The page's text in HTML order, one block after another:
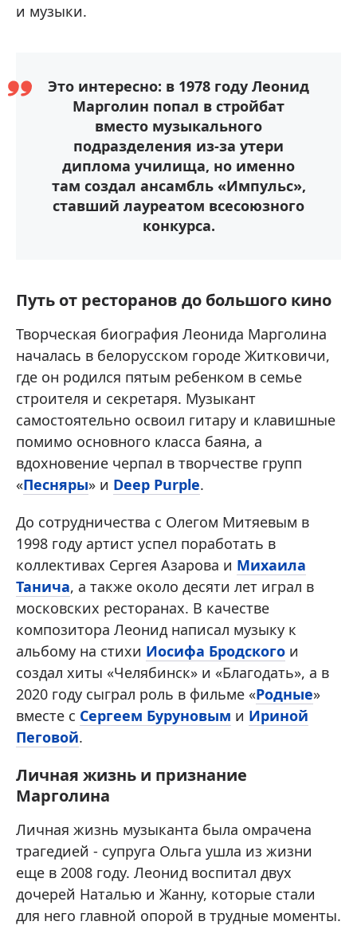
и музыки.
Это интересно: в 1978 году Леонид
Марголин попал в стройбат
вместо музыкального
подразделения из-за утери
диплома училища, но именно
там создал ансамбль «Импульс»,
ставший лауреатом всесоюзного
конкурса.
Путь от ресторанов до большого кино
Творческая биография Леонида Марголина
началась в белорусском городе Житковичи,
где он родился пятым ребенком в семье
строителя и секретаря. Музыкант
самостоятельно освоил гитару и клавишные
помимо основного класса баяна, а
вдохновение черпал в творчестве групп
«Песняры» и Deep Purple.
До сотрудничества с Олегом Митяевым в
1998 году артист успел поработать в
коллективах Сергея Азарова и Михаила
Танича, а также около десяти лет играл в
московских ресторанах. В качестве
композитора Леонид написал музыку к
альбому на стихи Иосифа Бродского и
создал хиты «Челябинск» и «Благодать», а в
2020 году сыграл роль в фильме «Родные»
вместе с Сергеем Буруновым и Ириной
Пеговой.
Личная жизнь и признание
Марголина
Личная жизнь музыканта была омрачена
трагедией - супруга Ольга ушла из жизни
еще в 2008 году. Леонид воспитал двух
дочерей Наталью и Жанну, которые стали
для него главной опорой в трудные моменты.